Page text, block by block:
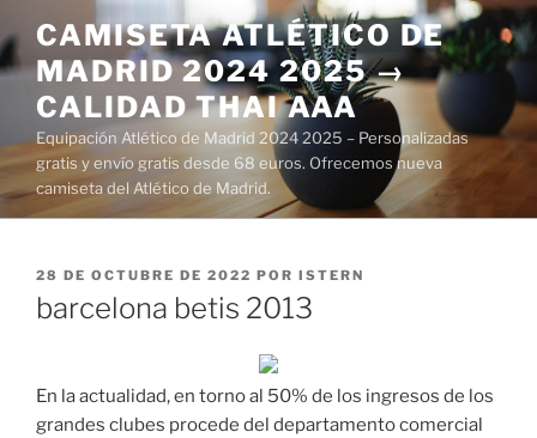
al
contenido
CAMISETA ATLÉTICO DE
MADRID 2024 2025 →
CALIDAD THAI AAA
Equipación Atlético de Madrid 2024 2025 – Personalizadas
gratis y envío gratis desde 68 euros. Ofrecemos nueva
camiseta del Atlético de Madrid.
PUBLICADO
EL
28 DE OCTUBRE DE 2022 POR ISTERN
barcelona betis 2013
En la actualidad, en torno al 50% de los ingresos de los
grandes clubes procede del departamento comercial